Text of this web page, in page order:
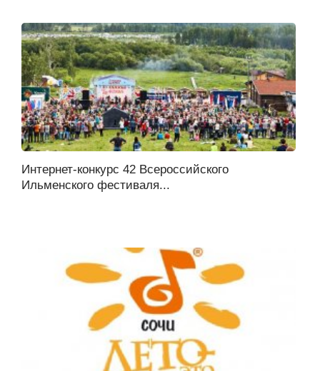
Интернет-конкурс 42 Всероссийского
Ильменского фестиваля...